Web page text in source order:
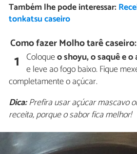
Também lhe pode interessar:
tonkatsu caseiro
Como fazer Molho tarê caseiro:
1 Coloqueo shoyu, o saquê e o
e leve ao fogo baixo. Fique
completamente o açúcar.
Dica:Prefira usar açúcar mascavo
receita, porque o sabor fica melhor!